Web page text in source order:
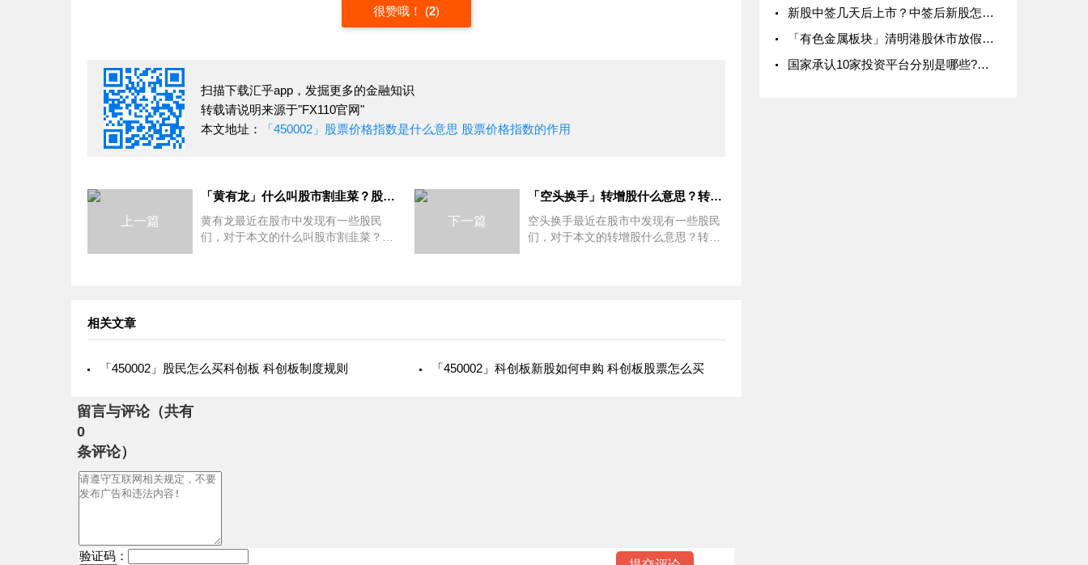
很赞哦！ (2)
扫描下载汇乎app，发掘更多的金融知识
转载请说明来源于"FX110官网"
本文地址：
「450002」股票价格指数是什么意思 股票价格指数的作用
上一篇
「黄有龙」什么叫股市割韭菜？股市割韭菜什么意思
黄有龙最近在股市中发现有一些股民
们，对于本文的什么叫股市割韭菜？股
下一篇
「空头换手」转增股什么意思？转增资本是什么意思
空头换手最近在股市中发现有一些股民
们，对于本文的转增股什么意思？转增
相关文章
「450002」股民怎么买科创板 科创板制度规则 「450002」科创板新股如何申购 科创板股票怎么买
留言与评论（共有
0
条评论）
验证码：
新股中签几天后上市？中签后新股怎么卖出？
「有色金属板块」清明港股休市放假安排2018 沪港通/深港通清明交易时间一览
国家承认10家投资平台分别是哪些?十大投资平台介绍